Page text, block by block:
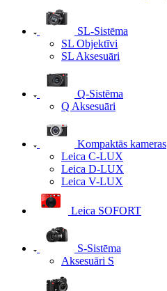
SL-Sistēma
SL Objektīvi
SL Aksesuāri
Q-Sistēma
Q Aksesuāri
Kompaktās kameras
Leica C-LUX
Leica D-LUX
Leica V-LUX
Leica SOFORT
S-Sistēma
Aksesuāri S